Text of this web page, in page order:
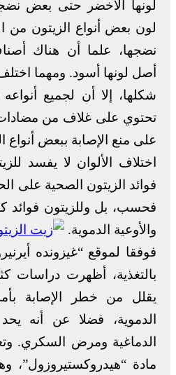
لونها الأخضر حتى بعض
لون بعض أنواع الزيتون من
نضجها، علما أن هناك
أصل لونها أسود. ومهما
شكلها، إلا أن لجميع
تحتوي على غلاف من مضادات
على منع الإصابة ببعض
اختلاف الألوان لا يفسد
فوائد الزيتون الصحية
فحسب، بل وللزيتون فوائد
والأوعية الدموية.
فوفقا لموقع “غيزونده
بالتغذية، أظهرت دراسات
يقلل من خطر الإصابة
الدموية، فضلا عن أنه
الدماغية ومرض السكري.
مادة “هيدروكستيروزول”،